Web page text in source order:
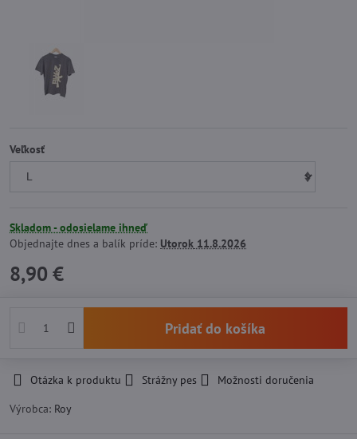
Veľkosť
Skladom - odosielame ihneď
Objednajte dnes a balík príde: Utorok 11.8.2026
8,90 €
Pridať do košíka
Otázka k produktu Strážny pes
Možnosti doručenia
Výrobca: Roy